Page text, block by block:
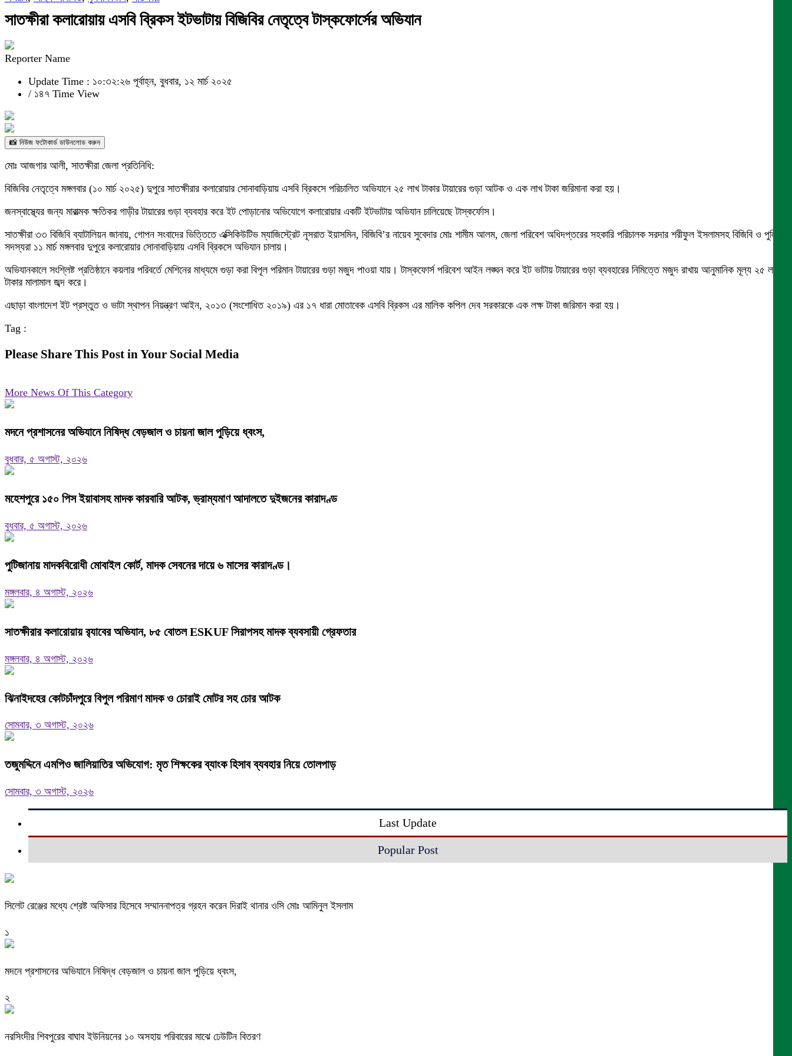
সাতক্ষীরা কলারোয়ায় এসবি ব্রিকস ইটভাটায় বিজিবির নেতৃত্বে টাস্কফোর্সের অভিযান
Reporter Name
Update Time : ১০:৩২:২৬ পূর্বাহ্ন, বুধবার, ১২ মার্চ ২০২৫
/ ১৪৭ Time View
📸 নিউজ ফটোকার্ড ডাউনলোড করুন
মোঃ আজগার আলী, সাতক্ষীরা জেলা প্রতিনিধি:
বিজিবির নেতৃত্বে মঙ্গলবার (১০ মার্চ ২০২৫) দুপুরে সাতক্ষীরার কলারোয়ার সোনাবাড়িয়ায় এসবি ব্রিকসে পরিচালিত অভিযানে ২৫ লাখ টাকার টায়ারের গুড়া আটক ও এক লাখ টাকা জরিমানা করা হয়।
জনস্বাস্থ্যের জন্য মারাত্মক ক্ষতিকর গাড়ীর টায়ারের গুড়া ব্যবহার করে ইট পোড়ানোর অভিযোগে কলারোয়ার একটি ইটভাটায় অভিযান চালিয়েছে টাস্কর্ফোস।
সাতক্ষীরা ৩৩ বিজিবি ব্যাটালিয়ন জানায়, গোপন সংবাদের ভিত্তিতে এক্সিকিউটিভ ম্যাজিস্ট্রেট নূসরাত ইয়াসমিন, বিজিবি’র নায়েব সুবেদার মোঃ শামীম আলম, জেলা পরিবেশ অধিদপ্তরের সহকারি পরিচালক সরদার শরীফুল ইসলামসহ বিজিবি ও পুলিশ
সদস্যরা ১১ মার্চ মঙ্গলবার দুপুরে কলারোয়ার সোনাবাড়িয়ায় এসবি ব্রিকসে অভিযান চালায়।
অভিযানকালে সংশ্লিষ্ট প্রতিষ্ঠানে কয়লার পরিবর্তে মেশিনের মাধ্যমে গুড়া করা বিপূল পরিমান টায়ারের গুড়া মজুদ পাওয়া যায়। টাস্কফোর্স পরিবেশ আইন লঙ্ঘন করে ইট ভাটায় টায়ারের গুড়া ব্যবহারের নিমিত্তে মজুদ রাখায় আনুমানিক মূল্য ২৫ লক্ষ
টাকার মালামাল জব্দ করে।
এছাড়া বাংলাদেশ ইট প্রস্তুত ও ভাটা স্থাপন নিয়ন্ত্রণ আইন, ২০১৩ (সংশোধিত ২০১৯) এর ১৭ ধারা মোতাবেক এসবি ব্রিকস এর মালিক কপিল দেব সরকারকে এক লক্ষ টাকা জরিমান করা হয়।
Tag :
Please Share This Post in Your Social Media
More News Of This Category
মদনে প্রশাসনের অভিযানে নিষিদ্ধ বেড়জাল ও চায়না জাল পুড়িয়ে ধ্বংস,
বুধবার, ৫ অগাস্ট, ২০২৬
মহেশপুরে ১৫০ পিস ইয়াবাসহ মাদক কারবারি আটক, ভ্রাম্যমাণ আদালতে দুইজনের কারাদণ্ড
বুধবার, ৫ অগাস্ট, ২০২৬
পুটিজানায় মাদকবিরোধী মোবাইল কোর্ট, মাদক সেবনের দায়ে ৬ মাসের কারাদণ্ড।
মঙ্গলবার, ৪ অগাস্ট, ২০২৬
সাতক্ষীরার কলারোয়ায় র‍্যাবের অভিযান, ৮৫ বোতল ESKUF সিরাপসহ মাদক ব্যবসায়ী গ্রেফতার
মঙ্গলবার, ৪ অগাস্ট, ২০২৬
ঝিনাইদহের কোটচাঁদপুরে বিপুল পরিমাণ মাদক ও চোরাই মোটর সহ চোর আটক
সোমবার, ৩ অগাস্ট, ২০২৬
তজুমদ্দিনে এমপিও জালিয়াতির অভিযোগ: মৃত শিক্ষকের ব্যাংক হিসাব ব্যবহার নিয়ে তোলপাড়
সোমবার, ৩ অগাস্ট, ২০২৬
Last Update
Popular Post
সিলেট রেঞ্জের মধ্যে শ্রেষ্ট অফিসার হিসেবে সম্মাননাপত্র গ্রহন করেন দিরাই থানার ওসি মোঃ আমিনুল ইসলাম
১
মদনে প্রশাসনের অভিযানে নিষিদ্ধ বেড়জাল ও চায়না জাল পুড়িয়ে ধ্বংস,
২
নরসিংদীর শিবপুরের বাঘাব ইউনিয়নের ১০ অসহায় পরিবারের মাঝে ঢেউটিন বিতরণ